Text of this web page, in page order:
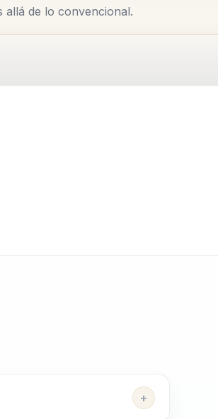
mejora la eficiencia operativa, sino
allá de lo convencional.